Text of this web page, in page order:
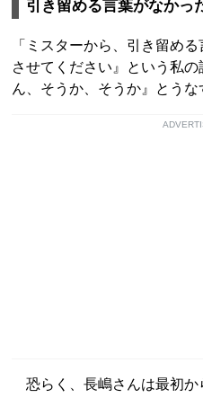
引き留める言葉がなかっ
「ミスターから、引き留め
させてください』という私
ん、そうか、そうか』とうな
恐らく、長嶋さんは最初か